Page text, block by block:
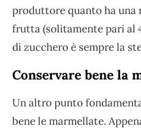
produttore quanto ha una
frutta (solitamente pari al
di zucchero è sempre la
Conservare bene la
Un altro punto
bene le marmellate.